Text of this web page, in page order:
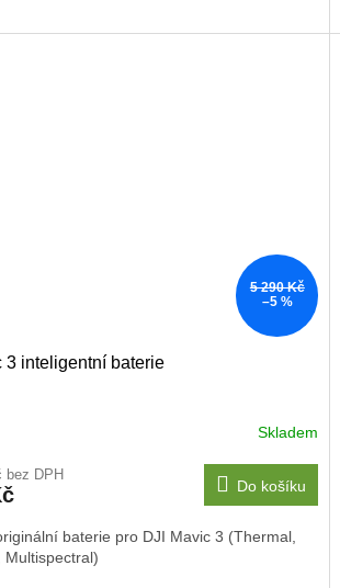
5 290 Kč
–5 %
3 inteligentní baterie
Skladem
bez DPH
Do košíku
baterie pro DJI Mavic 3 (Thermal,
Multispectral)